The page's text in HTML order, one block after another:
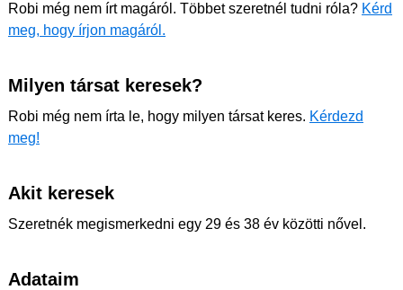
Robi még nem írt magáról. Többet szeretnél tudni róla? Kérd
meg, hogy írjon magáról.
Milyen társat keresek?
Robi még nem írta le, hogy milyen társat keres. Kérdezd
meg!
Akit keresek
Szeretnék megismerkedni egy 29 és 38 év közötti nővel.
Adataim